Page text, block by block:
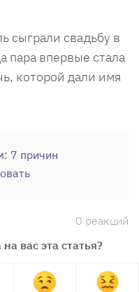
сыграли свадьбу в
пара впервые стала
которой дали имя
7 причин
0 реакций
вас эта статья?